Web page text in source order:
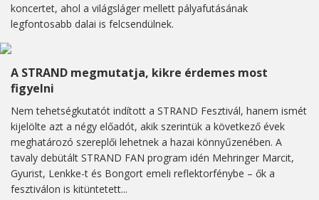
koncertet, ahol a világsláger mellett pályafutásának
legfontosabb dalai is felcsendülnek.
A STRAND megmutatja, kikre érdemes most
figyelni
Nem tehetségkutatót indított a STRAND Fesztivál, hanem ismét
kijelölte azt a négy előadót, akik szerintük a következő évek
meghatározó szereplői lehetnek a hazai könnyűzenében. A
tavaly debütált STRAND FAN program idén Mehringer Marcit,
Gyurist, Lenkke-t és Bongort emeli reflektorfénybe – ők a
fesztiválon is kitüntetett...